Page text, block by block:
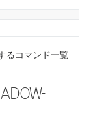
るコマンド一覧